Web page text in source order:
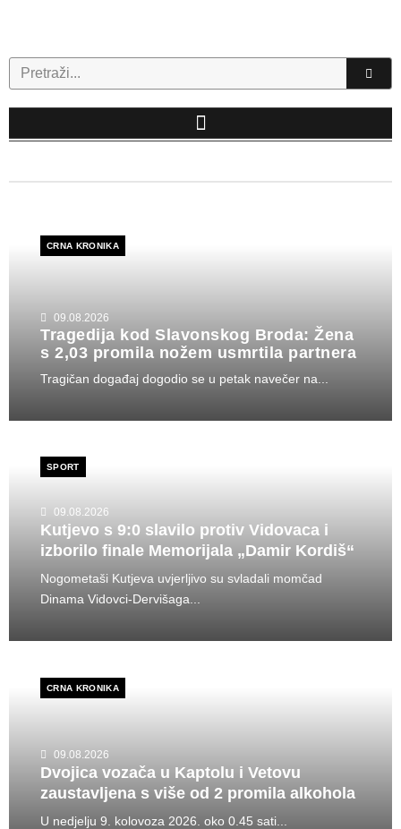
Search
CRNA KRONIKA
09.08.2026
Tragedija kod Slavonskog Broda: Žena
s 2,03 promila nožem usmrtila partnera
Tragičan događaj dogodio se u petak navečer na...
SPORT
09.08.2026
Kutjevo s 9:0 slavilo protiv Vidovaca i
izborilo finale Memorijala „Damir Kordiš“
Nogometaši Kutjeva uvjerljivo su svladali momčad
Dinama Vidovci-Dervišaga...
CRNA KRONIKA
09.08.2026
Dvojica vozača u Kaptolu i Vetovu
zaustavljena s više od 2 promila alkohola
U nedjelju 9. kolovoza 2026. oko 0.45 sati...